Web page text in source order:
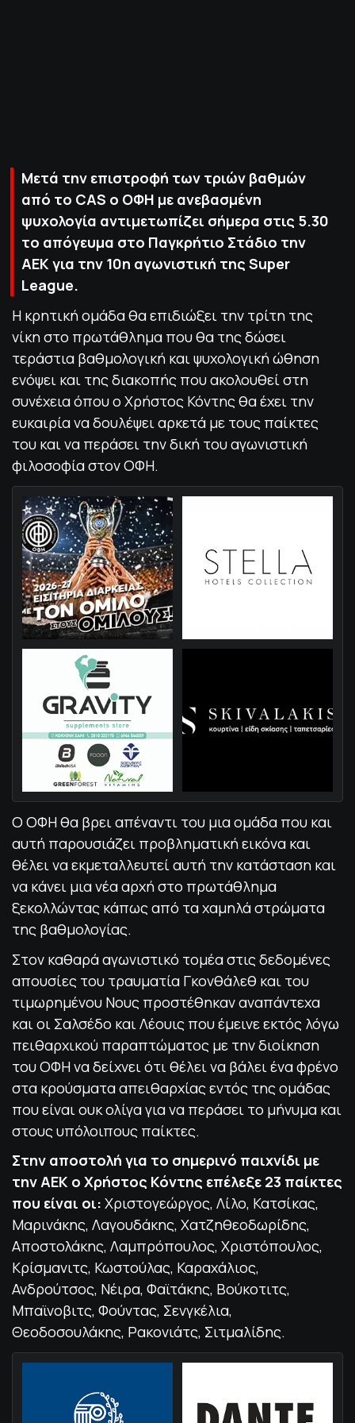
Μετά την επιστροφή των τριών βαθμών
από το CAS o ΟΦΗ με ανεβασμένη
ψυχολογία αντιμετωπίζει σήμερα στις 5.30
το απόγευμα στο Παγκρήτιο Στάδιο την
ΑΕΚ για την 10η αγωνιστική της Super
League.
H κρητική ομάδα θα επιδιώξει την τρίτη της
νίκη στο πρωτάθλημα που θα της δώσει
τεράστια βαθμολογική και ψυχολογική ώθηση
ενόψει και της διακοπής που ακολουθεί στη
συνέχεια όπου ο Χρήστος Κόντης θα έχει την
ευκαιρία να δουλέψει αρκετά με τους παίκτες
του και να περάσει την δική του αγωνιστική
φιλοσοφία στον ΟΦΗ.
Ο ΟΦΗ θα βρει απέναντι του μια ομάδα που και
αυτή παρουσιάζει προβληματική εικόνα και
θέλει να εκμεταλλευτεί αυτή την κατάσταση και
να κάνει μια νέα αρχή στο πρωτάθλημα
ξεκολλώντας κάπως από τα χαμηλά στρώματα
της βαθμολογίας.
Στον καθαρά αγωνιστικό τομέα στις δεδομένες
απουσίες του τραυματία Γκονθάλεθ και του
τιμωρημένου Νους προστέθηκαν αναπάντεχα
και οι Σαλσέδο και Λέουις που έμεινε εκτός λόγω
πειθαρχικού παραπτώματος με την διοίκηση
του ΟΦΗ να δείχνει ότι θέλει να βάλει ένα φρένο
στα κρούσματα απειθαρχίας εντός της ομάδας
που είναι ουκ ολίγα για να περάσει το μήνυμα και
στους υπόλοιπους παίκτες.
Στην αποστολή για το σημερινό παιχνίδι με
την ΑΕΚ ο Χρήστος Κόντης επέλεξε 23 παίκτες
που είναι οι: Χριστογεώργος, Λίλο, Κατσίκας,
Μαρινάκης, Λαγουδάκης, Χατζηθεοδωρίδης,
Αποστολάκης, Λαμπρόπουλος, Χριστόπουλος,
Κρίσμανιτς, Κωστούλας, Καραχάλιος,
Ανδρούτσος, Νέιρα, Φαϊτάκης, Βούκοτιτς,
Μπαϊνοβιτς, Φούντας, Σενγκέλια,
Θεοδοσουλάκης, Ρακονιάτς, Σιτμαλίδης.